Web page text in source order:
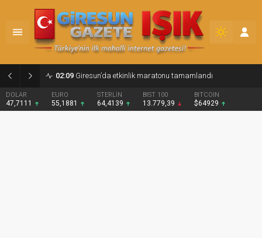
02:09 Giresun’da etkinlik maratonu tamamlandı
DOLAR
47,7111
EURO
55,1881
STERLİN
64,4139
BIST 100
13.779,39
BITCOIN
$64929